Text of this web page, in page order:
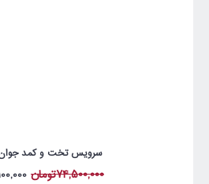
سرویس تخت و کمد جوان
74,500,000تومان